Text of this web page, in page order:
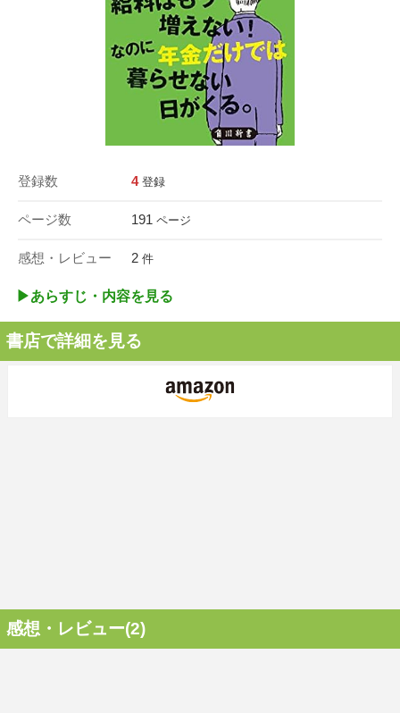
登録数 4 登録
ページ数 191 ページ
感想・レビュー 2 件
▶︎あらすじ・内容を見る
書店で詳細を見る
感想・レビュー(2)